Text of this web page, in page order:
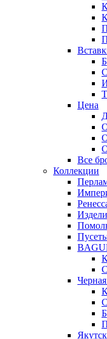
Цена
Все
Коллекции